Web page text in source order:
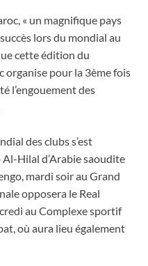
« un magnifique pays
lors du mondial au
cette édition du
organise pour la 3ème fois
l’engouement des
des clubs s’est
Hilal d’Arabie saoudite
mardi soir au Grand
opposera le Real
au Complexe sportif
où aura lieu également